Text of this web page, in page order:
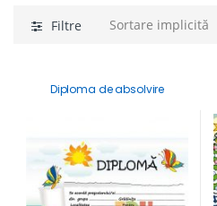
Filtre
Diploma de absolvire